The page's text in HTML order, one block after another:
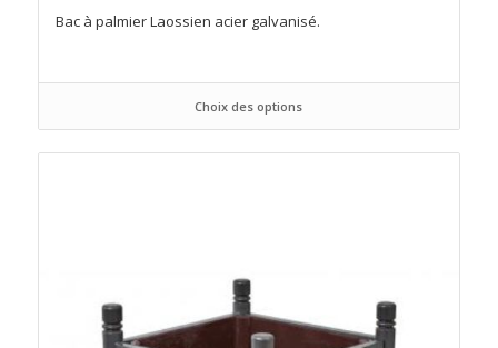
Bac à palmier Laossien acier galvanisé.
Choix des options